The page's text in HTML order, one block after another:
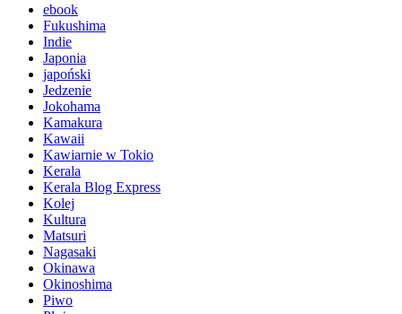
ebook
Fukushima
Indie
Japonia
japoński
Jedzenie
Jokohama
Kamakura
Kawaii
Kawiarnie w Tokio
Kerala
Kerala Blog Express
Kolej
Kultura
Matsuri
Nagasaki
Okinawa
Okinoshima
Piwo